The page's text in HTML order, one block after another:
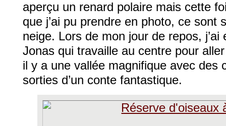
aperçu un renard polaire mais cette
que j’ai pu prendre en photo, ce sont
neige. Lors de mon jour de repos,
Jonas qui travaille au centre pour
il y a une vallée magnifique avec des
sorties d’un conte fantastique.